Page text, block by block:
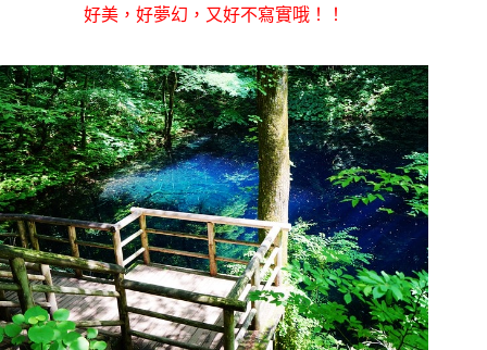
好美，好夢幻，又好不寫實哦！！